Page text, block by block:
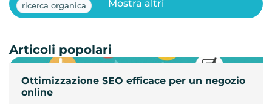
ricerca organica
Ottimizzazione SEO efficace per un negozio
online
Mostra altri
Articoli popolari